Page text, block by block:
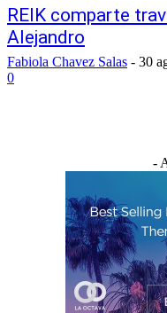
REIK comparte
Alejandro
Fabiola Chavez Salas - 30
0
-